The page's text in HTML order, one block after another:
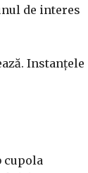
de interes
Instanțele
cupola